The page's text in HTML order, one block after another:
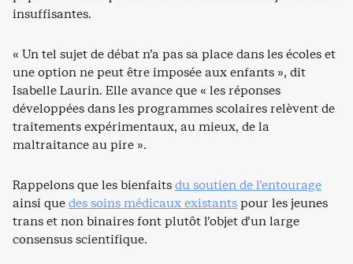
insuffisantes.
« Un tel sujet de débat n’a pas sa place dans les écoles et
une option ne peut être imposée aux enfants », dit
Isabelle Laurin. Elle avance que « les réponses
développées dans les programmes scolaires relèvent de
traitements expérimentaux, au mieux, de la
maltraitance au pire ».
Rappelons que les bienfaitsdu soutien de l’entourage
ainsi quedes soins médicaux existantspour les jeunes
trans et non binaires font plutôt l’objet d’un large
consensus scientifique.